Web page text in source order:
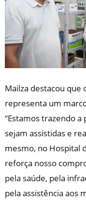
Mailza destacou que
representa um
“Estamos trazendo a
sejam assistidas e
mesmo, no Hospital
reforça nosso
pela saúde, pela
pela assistência aos